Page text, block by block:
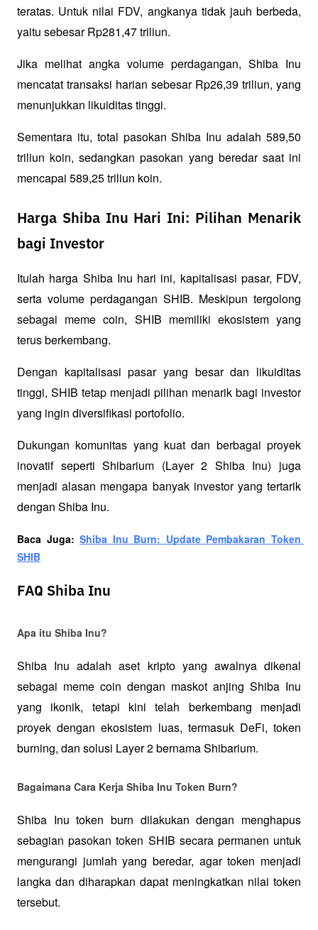
teratas. Untuk nilai FDV, angkanya tidak jauh berbeda,
yaitu sebesar Rp281,47 triliun.
Jika melihat angka volume perdagangan, Shiba Inu
mencatat transaksi harian sebesar Rp26,39 triliun, yang
menunjukkan likuiditas tinggi.
Sementara itu, total pasokan Shiba Inu adalah 589,50
triliun koin, sedangkan pasokan yang beredar saat ini
mencapai 589,25 triliun koin.
Harga Shiba Inu Hari Ini: Pilihan Menarik
bagi Investor
Itulah harga Shiba Inu hari ini, kapitalisasi pasar, FDV,
serta volume perdagangan SHIB. Meskipun tergolong
sebagai meme coin, SHIB memiliki ekosistem yang
terus berkembang.
Dengan kapitalisasi pasar yang besar dan likuiditas
tinggi, SHIB tetap menjadi pilihan menarik bagi investor
yang ingin diversifikasi portofolio.
Dukungan komunitas yang kuat dan berbagai proyek
inovatif seperti Shibarium (Layer 2 Shiba Inu) juga
menjadi alasan mengapa banyak investor yang tertarik
dengan Shiba Inu.
Baca Juga: Shiba Inu Burn: Update Pembakaran Token
SHIB
FAQ Shiba Inu
Apa itu Shiba Inu?
Shiba Inu adalah aset kripto yang awalnya dikenal
sebagai meme coin dengan maskot anjing Shiba Inu
yang ikonik, tetapi kini telah berkembang menjadi
proyek dengan ekosistem luas, termasuk DeFi, token
burning, dan solusi Layer 2 bernama Shibarium.
Bagaimana Cara Kerja Shiba Inu Token Burn?
Shiba Inu token burn dilakukan dengan menghapus
sebagian pasokan token SHIB secara permanen untuk
mengurangi jumlah yang beredar, agar token menjadi
langka dan diharapkan dapat meningkatkan nilai token
tersebut.